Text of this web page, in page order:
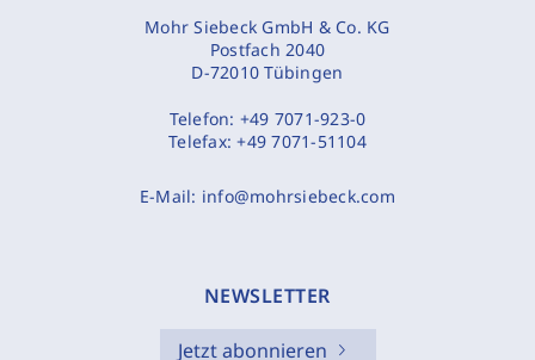
Mohr Siebeck GmbH & Co. KG
Postfach 2040
D-72010 Tübingen
Telefon: +49 7071-923-0
Telefax:+49 7071-51104
E-Mail: info@mohrsiebeck.com
NEWSLETTER
Jetzt abonnieren